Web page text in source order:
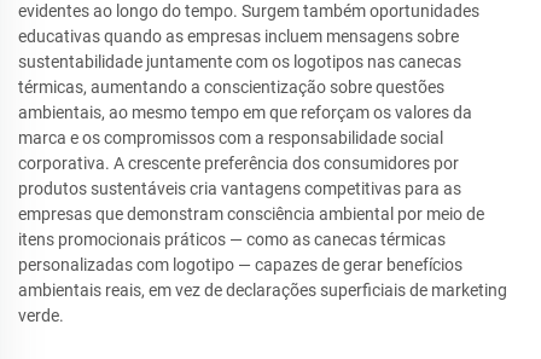
evidentes ao longo do tempo. Surgem também oportunidades
educativas quando as empresas incluem mensagens sobre
sustentabilidade juntamente com os logotipos nas canecas
térmicas, aumentando a conscientização sobre questões
ambientais, ao mesmo tempo em que reforçam os valores da
marca e os compromissos com a responsabilidade social
corporativa. A crescente preferência dos consumidores por
produtos sustentáveis cria vantagens competitivas para as
empresas que demonstram consciência ambiental por meio de
itens promocionais práticos — como as canecas térmicas
personalizadas com logotipo — capazes de gerar benefícios
ambientais reais, em vez de declarações superficiais de marketing
verde.